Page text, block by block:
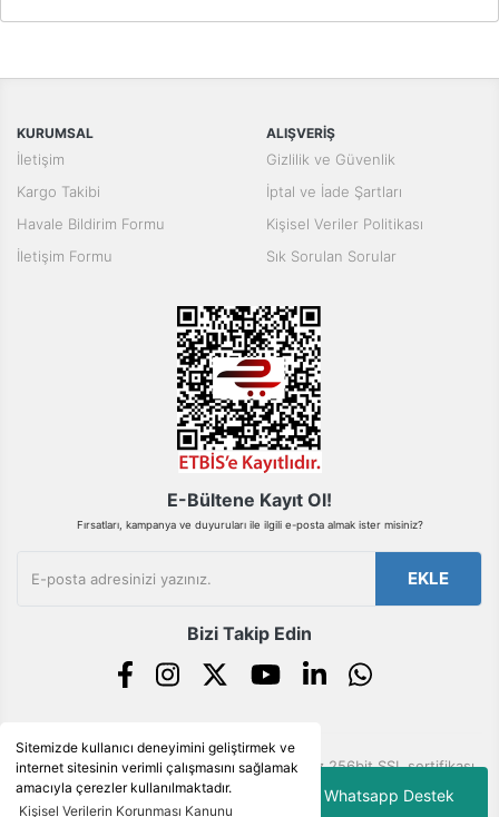
Sitemizde kullanıcı deneyimini geliştirmek ve
internet sitesinin verimli çalışmasını sağlamak
amacıyla çerezler kullanılmaktadır.
Kişisel Verilerin Korunması Kanunu
Whatsapp Destek
Yorum Yaz
Bu ürünün fiyat bilgisi, resim, ürün açıklamalarında ve diğer
Ürün resmi kalitesiz, bozuk veya görüntülenemiyor.
Ürün fiyatı diğer sitelerden daha pahalı.
Bu ürüne benzer farklı alternatifler olmalı.
Gönder
KURUMSAL
İletişim
Kargo Takibi
Havale Bildirim Formu
İletişim Formu
ALIŞVERİŞ
Gizlilik ve Güvenlik
İptal ve İade Şartları
Kişisel Veriler Politikası
Sık Sorulan Sorular
E-Bültene Kayıt Ol!
Fırsatları, kampanya ve duyuruları ile ilgili e-posta almak ister misiniz?
EKLE
Bizi Takip Edin
© Tüm hakları saklıdır. Kredi kartı bilgileriniz 256bit SSL sertifikası
ile korunmaktadır.